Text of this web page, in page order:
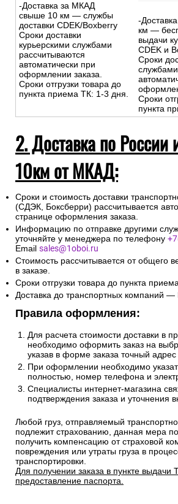
-Доставка за МКАД
свыше 10 км — службы
доставки CDEK/Boxberry
Сроки доставки
курьерскими службами
рассчитываются
автоматически при
оформлении заказа.
Сроки отгрузки товара до
пункта приема ТК: 1-3 дня.
-
км —
выдачи
CDEK и
Сроки
Сроки
пункта
2. Доставка по
10км от МКАД:
Сроки и стоимость доставки
(СДЭК, Боксберри) рассчитывается
странице оформления заказа.
Информацию по отправке другими
уточняйте у менеджера по телефону
Email sales@1oboi.ru
Стоимость рассчитывается от общего
в заказе.
Сроки отгрузки товара до пункта
Доставка до транспортных компаний —
Правила оформления:
Для расчета стоимости доставки в
необходимо оформить заказ на
указав в форме заказа точный адрес
При оформлении необходимо
полностью, номер телефона и
Специалисты интернет-магазина
подтверждения заказа и уточнения
Любой груз, отправляемый
подлежит страхованию, данная мера
получить компенсацию от страховой
повреждения или утраты груза в
транспортировки.
Для получении заказа в пункте выдачи
предоставление паспорта.